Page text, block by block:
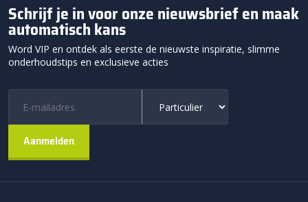
Schrijf je in voor onze nieuwsbrief en maak
automatisch kans
Word VIP en ontdek als eerste de nieuwste inspiratie, slimme
onderhoudstips en exclusieve acties